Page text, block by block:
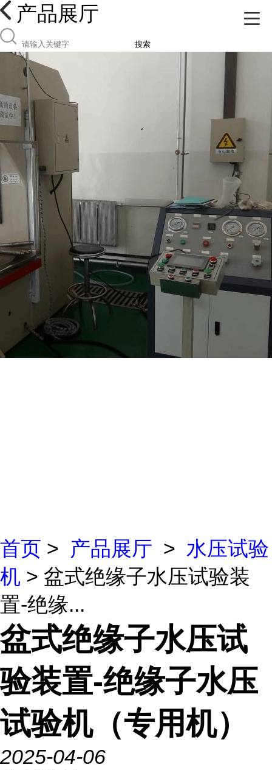
产品展厅
搜索
首页 > 产品展厅 > 水压试验
机 > 盆式绝缘子水压试验装
置-绝缘...
盆式绝缘子水压试
验装置-绝缘子水压
试验机（专用机）
2025-04-06